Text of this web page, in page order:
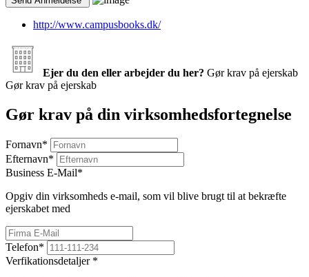
http://www.campusbooks.dk/
Ejer du den eller arbejder du her? Gør krav på ejerskab
Gør krav på ejerskab
Gør krav på din virksomhedsfortegnelse
Fornavn*
Efternavn*
Business E-Mail*
Opgiv din virksomheds e-mail, som vil blive brugt til at bekræfte
ejerskabet med
Telefon*
Verfikationsdetaljer *